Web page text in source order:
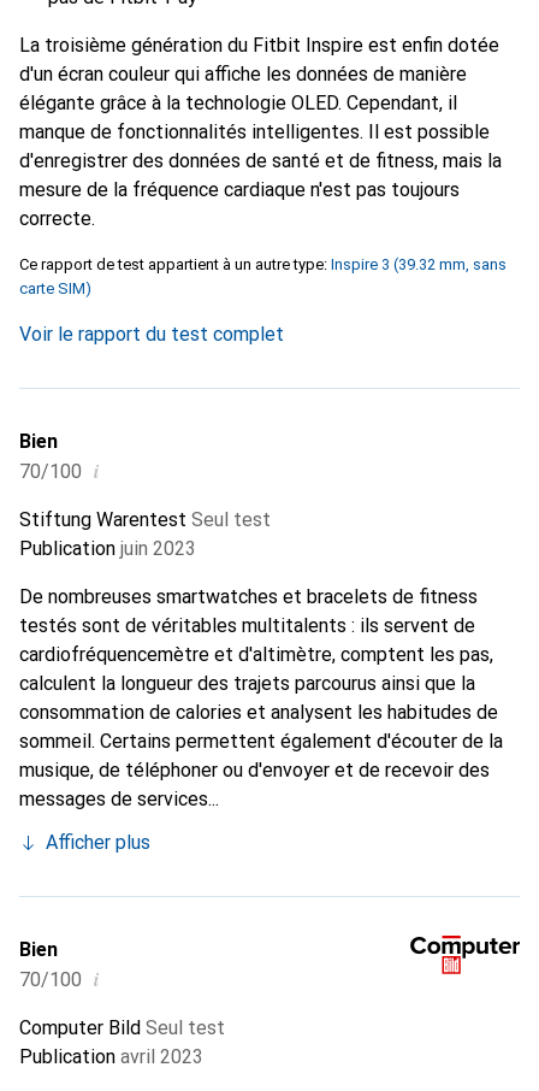
La troisième génération du Fitbit Inspire est enfin dotée
d'un écran couleur qui affiche les données de manière
élégante grâce à la technologie OLED. Cependant, il
manque de fonctionnalités intelligentes. Il est possible
d'enregistrer des données de santé et de fitness, mais la
mesure de la fréquence cardiaque n'est pas toujours
correcte.
Ce rapport de test appartient à un autre type: Inspire 3 (39.32 mm, sans
carte SIM)
Voir le rapport du test complet
Bien
70/100 i
Stiftung Warentest Seul test
Publication juin 2023
De nombreuses smartwatches et bracelets de fitness
testés sont de véritables multitalents : ils servent de
cardiofréquencemètre et d'altimètre, comptent les pas,
calculent la longueur des trajets parcourus ainsi que la
consommation de calories et analysent les habitudes de
sommeil. Certains permettent également d'écouter de la
musique, de téléphoner ou d'envoyer et de recevoir des
messages de services...
Afficher plus
Bien
70/100 i
Computer Bild Seul test
Publication avril 2023